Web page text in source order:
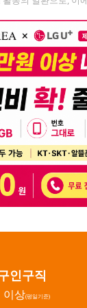
인구직
이상(평일기준)